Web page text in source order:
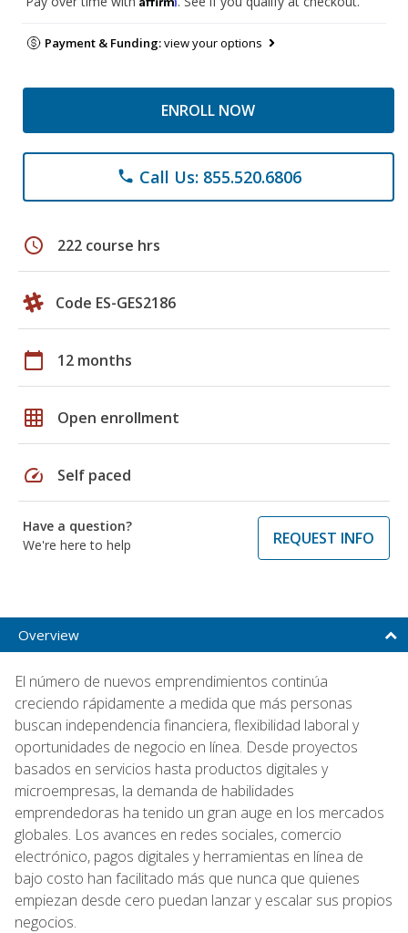
Payment & Funding:view your options
ENROLL NOW
phone Call Us: 855.520.6806
schedule 222 course hrs
Code ES-GES2186
calendar_today 12 months
grid_on Open enrollment
speed Self paced
Have a question?
We're here to help
REQUEST INFO
Overview
El número de nuevos emprendimientos continúa
creciendo rápidamente a medida que más personas
buscan independencia financiera, flexibilidad laboral y
oportunidades de negocio en línea. Desde proyectos
basados en servicios hasta productos digitales y
microempresas, la demanda de habilidades
emprendedoras ha tenido un gran auge en los mercados
globales. Los avances en redes sociales, comercio
electrónico, pagos digitales y herramientas en línea de
bajo costo han facilitado más que nunca que quienes
empiezan desde cero puedan lanzar y escalar sus propios
negocios.